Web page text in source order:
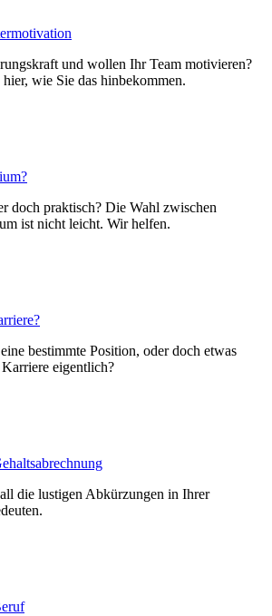
und wollen Ihr Team motivieren?
wie Sie das hinbekommen.
doch praktisch? Die Wahl zwischen
ist nicht leicht. Wir helfen.
bestimmte Position, oder doch etwas
Karriere eigentlich?
die lustigen Abkürzungen in Ihrer